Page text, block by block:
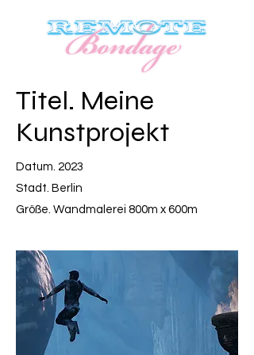
Titel. Meine
Kunstprojekt
Datum. 2023
Stadt. Berlin
Größe. Wandmalerei 800m x 600m